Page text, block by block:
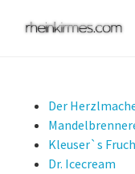
Der
Kleuser`s
Dr. Icecream